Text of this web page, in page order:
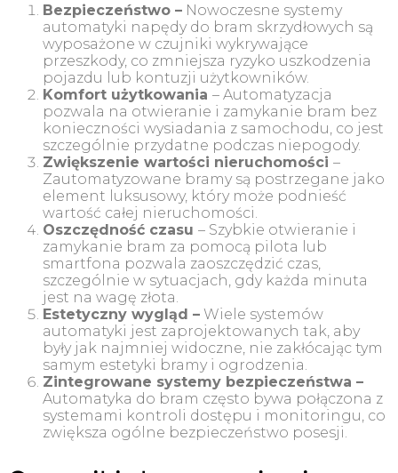
Bezpieczeństwo – Nowoczesne systemy
automatyki napędy do bram skrzydłowych są
wyposażone w czujniki wykrywające
przeszkody, co zmniejsza ryzyko uszkodzenia
pojazdu lub kontuzji użytkowników.
Komfort użytkowania – Automatyzacja
pozwala na otwieranie i zamykanie bram bez
konieczności wysiadania z samochodu, co jest
szczególnie przydatne podczas niepogody.
Zwiększenie wartości nieruchomości –
Zautomatyzowane bramy są postrzegane jako
element luksusowy, który może podnieść
wartość całej nieruchomości.
Oszczędność czasu – Szybkie otwieranie i
zamykanie bram za pomocą pilota lub
smartfona pozwala zaoszczędzić czas,
szczególnie w sytuacjach, gdy każda minuta
jest na wagę złota.
Estetyczny wygląd – Wiele systemów
automatyki jest zaprojektowanych tak, aby
były jak najmniej widoczne, nie zakłócając tym
samym estetyki bramy i ogrodzenia.
Zintegrowane systemy bezpieczeństwa –
Automatyka do bram często bywa połączona z
systemami kontroli dostępu i monitoringu, co
zwiększa ogólne bezpieczeństwo posesji.